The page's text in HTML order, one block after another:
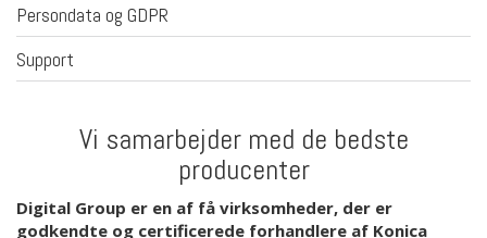
Persondata og GDPR
Support
Vi samarbejder med de bedste
producenter
Digital Group er en af få virksomheder, der er
godkendte og certificerede forhandlere af Konica